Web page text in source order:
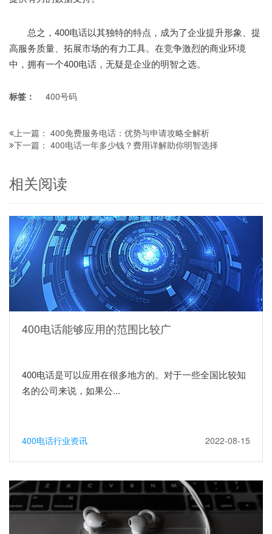
总之，400电话以其独特的特点，成为了企业提升形象、提
高服务质量、拓展市场的有力工具。在竞争激烈的商业环境
中，拥有一个400电话，无疑是企业的明智之选。
标签： 400号码
上一篇： 400免费服务电话：优势与申请攻略全解析
下一篇： 400电话一年多少钱？费用详解助你明智选择
相关阅读
400电话能够应用的范围比较广
400电话是可以应用在很多地方的。对于一些全国比较知
名的公司来说，如果公...
400电话行业资讯 2022-08-15